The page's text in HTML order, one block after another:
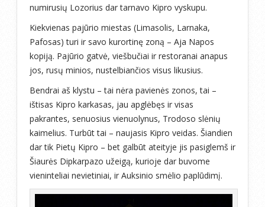
numirusių Lozorius dar tarnavo Kipro vyskupu.
Kiekvienas pajūrio miestas (Limasolis, Larnaka,
Pafosas) turi ir savo kurortinę zoną – Aja Napos
kopiją. Pajūrio gatvė, viešbučiai ir restoranai anapus
jos, rusų minios, nustelbiančios visus likusius.
Bendrai aš klystu – tai nėra pavienės zonos, tai –
ištisas Kipro karkasas, jau apglėbęs ir visas
pakrantes, senuosius vienuolynus, Trodoso slėnių
kaimelius. Turbūt tai – naujasis Kipro veidas. Šiandien
dar tik Pietų Kipro – bet galbūt ateityje jis pasiglemš ir
Šiaurės Dipkarpazo užeigą, kurioje dar buvome
vieninteliai nevietiniai, ir Auksinio smėlio paplūdimį.